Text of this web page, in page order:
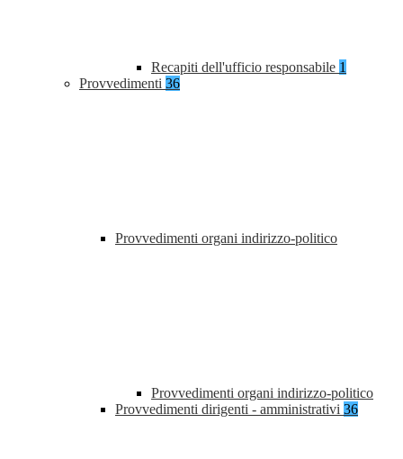
Recapiti dell'ufficio responsabile 1
Provvedimenti 36
Provvedimenti organi indirizzo-politico
Provvedimenti organi indirizzo-politico
Provvedimenti dirigenti - amministrativi 36